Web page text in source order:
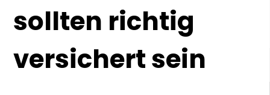
sollten richtig
versichert sein